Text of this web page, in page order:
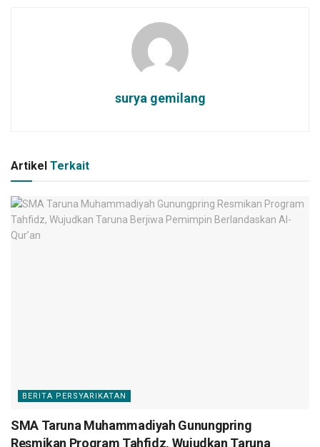
surya gemilang
Artikel Terkait
BERITA PERSYARIKATAN
SMA Taruna Muhammadiyah Gunungpring
Resmikan Program Tahfidz, Wujudkan Taruna